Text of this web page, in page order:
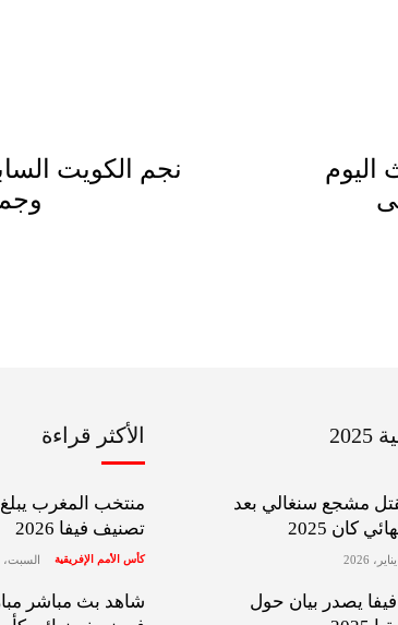
نجم الكويت
العرب 2025 محدث اليوم
الأكثر قراءة
منتخب المغرب يبلغ
تصنيف فيفا 2026
كأس الأمم الإفريقية السبت، 10 يناير، 2026
شاهد بث مباشر
مشجع سنغالي بعد
كان 2025
فيفا يصدر بيان حول